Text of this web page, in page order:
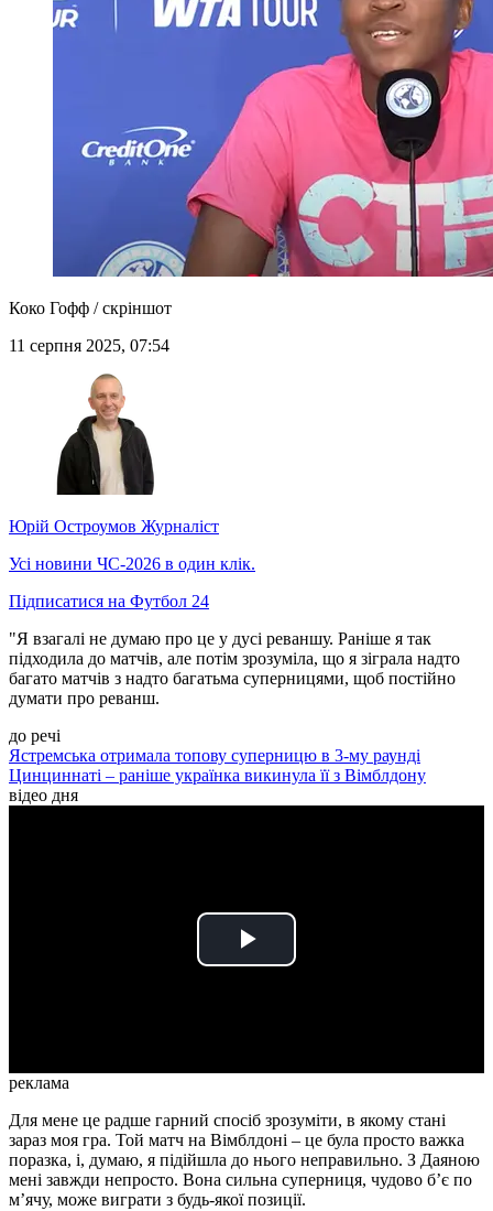
Коко Гофф / скріншот
11 серпня 2025, 07:54
Юрій Остроумов Журналіст
Усі новини ЧС-2026 в один клік.
Підписатися на Футбол 24
"Я взагалі не думаю про це у дусі реваншу. Раніше я так
підходила до матчів, але потім зрозуміла, що я зіграла надто
багато матчів з надто багатьма суперницями, щоб постійно
думати про реванш.
до речі
Ястремська отримала топову суперницю в 3-му раунді
Цинциннаті – раніше українка викинула її з Вімблдону
відео дня
Play
реклама
Для мене це радше гарний спосіб зрозуміти, в якому стані
зараз моя гра. Той матч на Вімблдоні – це була просто важка
поразка, і, думаю, я підійшла до нього неправильно. З Даяною
мені завжди непросто. Вона сильна суперниця, чудово б’є по
м’ячу, може виграти з будь-якої позиції.